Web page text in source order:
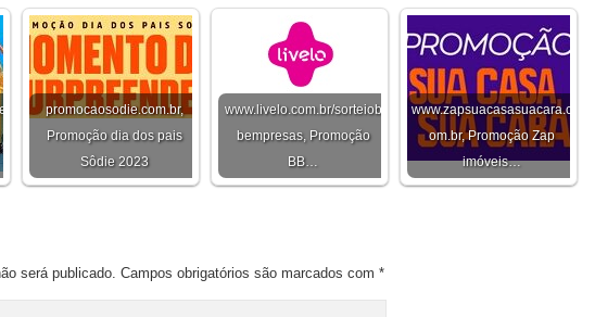
promocaosodie.com.br,
Promoção dia dos pais
Sôdie 2023
www.livelo.com.br/sorteiob
bempresas, Promoção
BB…
www.zapsuacasasuacara.c
om.br, Promoção Zap
imóveis…
será publicado. Campos obrigatórios são marcados com *